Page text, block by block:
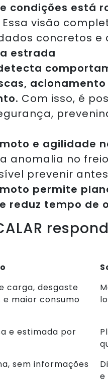
condições está
Essa visão
concretos e
estrada
acionamento
Com isso, é
e agilidade
anomalia no
prevenir
permite
reduz tempo de
carga, desgaste
maior consumo
e estimada por
sem informações
e